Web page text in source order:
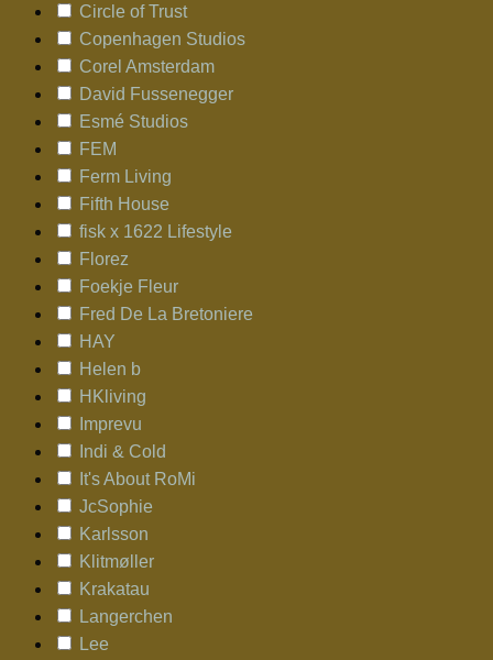
Circle of Trust
Copenhagen Studios
Corel Amsterdam
David Fussenegger
Esmé Studios
FEM
Ferm Living
Fifth House
fisk x 1622 Lifestyle
Florez
Foekje Fleur
Fred De La Bretoniere
HAY
Helen b
HKliving
Imprevu
Indi & Cold
It's About RoMi
JcSophie
Karlsson
Klitmøller
Krakatau
Langerchen
Lee